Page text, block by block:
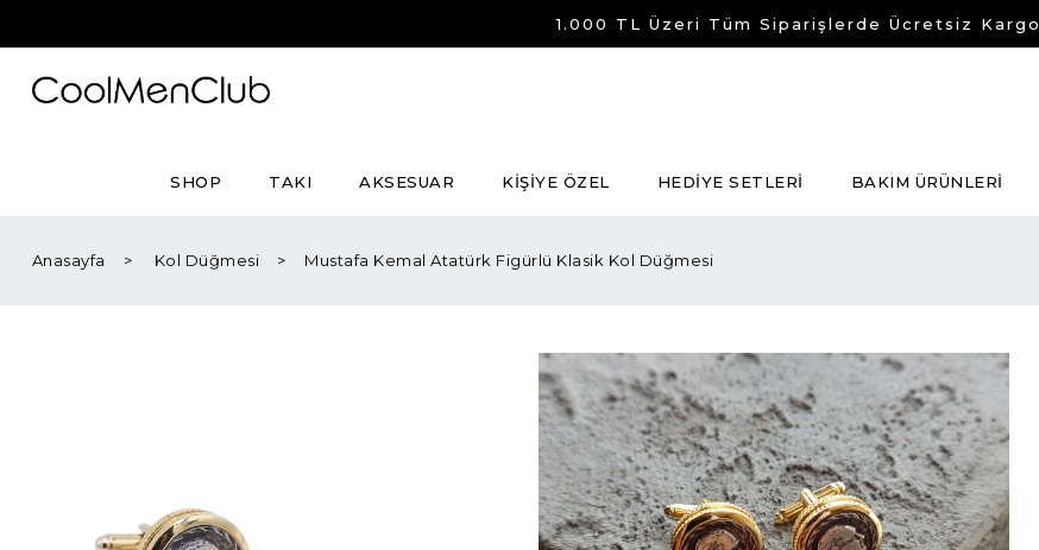
1.000 TL Üzeri Tüm Siparişlerde Ücretsiz Kargo
SHOP TAKI AKSESUAR KİŞİYE ÖZEL HEDİYE SETLERİ BAKIM ÜRÜNLERİ
Anasayfa Kol Düğmesi Mustafa Kemal Atatürk Figürlü Klasik Kol Düğmesi